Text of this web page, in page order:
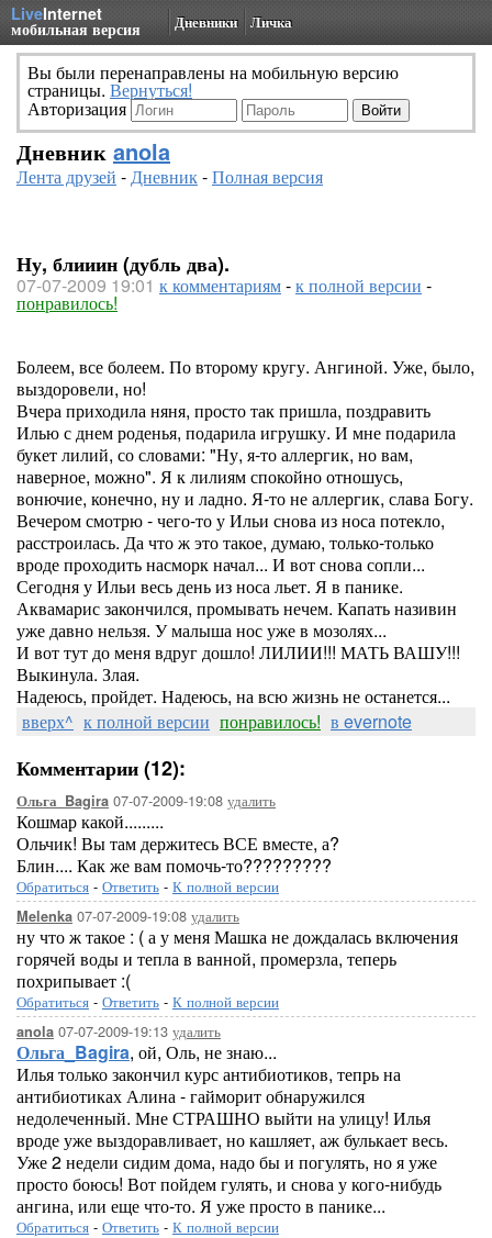
LiveInternet
мобильная версия Дневники Личка
Вы были перенаправлены на мобильную версию
страницы. Вернуться!
Авторизация
Дневник anola
Лента друзей -Дневник-Полная версия
Ну, блииин (дубль два).
07-07-2009 19:01 к комментариям-к полной версии -
понравилось!
Болеем, все болеем. По второму кругу. Ангиной. Уже, было,
выздоровели, но!
Вчера приходила няня, просто так пришла, поздравить
Илью с днем роденья, подарила игрушку. И мне подарила
букет лилий, со словами: "Ну, я-то аллергик, но вам,
наверное, можно". Я к лилиям спокойно отношусь,
вонючие, конечно, ну и ладно. Я-то не аллергик, слава Богу.
Вечером смотрю - чего-то у Ильи снова из носа потекло,
расстроилась. Да что ж это такое, думаю, только-только
вроде проходить насморк начал... И вот снова сопли...
Сегодня у Ильи весь день из носа льет. Я в панике.
Аквамарис закончился, промывать нечем. Капать називин
уже давно нельзя. У малыша нос уже в мозолях...
И вот тут до меня вдруг дошло! ЛИЛИИ!!! МАТЬ ВАШУ!!!
Выкинула. Злая.
Надеюсь, пройдет. Надеюсь, на всю жизнь не останется...
вверх^ к полной версии понравилось! в evernote
Комментарии (12):
Ольга_Bagira 07-07-2009-19:08 удалить
Кошмар какой.........
Ольчик! Вы там держитесь ВСЕ вместе, а?
Блин.... Как же вам помочь-то?????????
Обратиться - Ответить - К полной версии
Melenka 07-07-2009-19:08 удалить
ну что ж такое : ( а у меня Машка не дождалась включения
горячей воды и тепла в ванной, промерзла, теперь
похрипывает :(
Обратиться - Ответить - К полной версии
anola 07-07-2009-19:13 удалить
Ольга_Bagira, ой, Оль, не знаю...
Илья только закончил курс антибиотиков, тепрь на
антибиотиках Алина - гайморит обнаружился
недолеченный. Мне СТРАШНО выйти на улицу! Илья
вроде уже выздоравливает, но кашляет, аж булькает весь.
Уже 2 недели сидим дома, надо бы и погулять, но я уже
просто боюсь! Вот пойдем гулять, и снова у кого-нибудь
ангина, или еще что-то. Я уже просто в панике...
Обратиться - Ответить - К полной версии